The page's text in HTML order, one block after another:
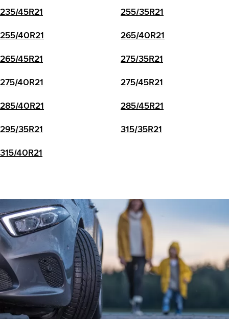
235/45R21 255/35R21
255/40R21 265/40R21
265/45R21 275/35R21
275/40R21 275/45R21
285/40R21 285/45R21
295/35R21 315/35R21
315/40R21